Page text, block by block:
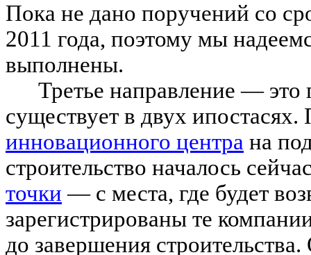
Пока не дано поручений со
2011 года, поэтому мы
выполнены.
Третье направление —
существует в двух
инновационного центра на
строительство началось
точки — с места, где будет
зарегистрированы те
до завершения